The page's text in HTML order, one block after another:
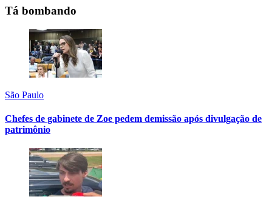
Tá bombando
São Paulo
Chefes de gabinete de Zoe pedem demissão após divulgação de
patrimônio